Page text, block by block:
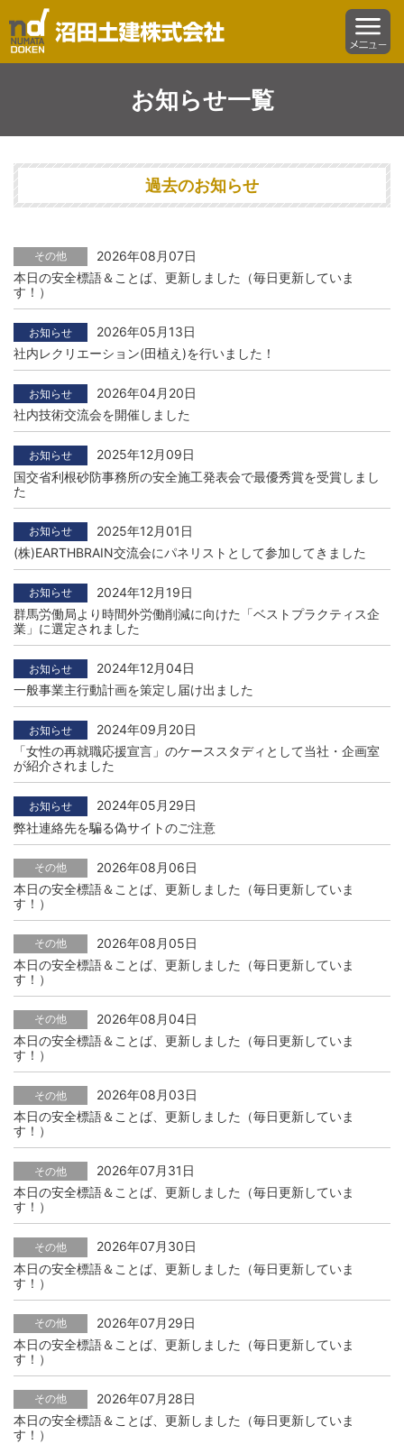
沼田土建株式会社 menu
お知らせ一覧
過去のお知らせ
その他
2026年08月07日
本日の安全標語＆ことば、更新しました（毎日更新していま
す！）
お知らせ
2026年05月13日
社内レクリエーション(田植え)を行いました！
お知らせ
2026年04月20日
社内技術交流会を開催しました
お知らせ
2025年12月09日
国交省利根砂防事務所の安全施工発表会で最優秀賞を受賞しまし
た
お知らせ
2025年12月01日
(株)EARTHBRAIN交流会にパネリストとして参加してきました
お知らせ
2024年12月19日
群馬労働局より時間外労働削減に向けた「ベストプラクティス企
業」に選定されました
お知らせ
2024年12月04日
一般事業主行動計画を策定し届け出ました
お知らせ
2024年09月20日
「女性の再就職応援宣言」のケーススタディとして当社・企画室
が紹介されました
お知らせ
2024年05月29日
弊社連絡先を騙る偽サイトのご注意
その他
2026年08月06日
本日の安全標語＆ことば、更新しました（毎日更新していま
す！）
その他
2026年08月05日
本日の安全標語＆ことば、更新しました（毎日更新していま
す！）
その他
2026年08月04日
本日の安全標語＆ことば、更新しました（毎日更新していま
す！）
その他
2026年08月03日
本日の安全標語＆ことば、更新しました（毎日更新していま
す！）
その他
2026年07月31日
本日の安全標語＆ことば、更新しました（毎日更新していま
す！）
その他
2026年07月30日
本日の安全標語＆ことば、更新しました（毎日更新していま
す！）
その他
2026年07月29日
本日の安全標語＆ことば、更新しました（毎日更新していま
す！）
その他
2026年07月28日
本日の安全標語＆ことば、更新しました（毎日更新していま
す！）